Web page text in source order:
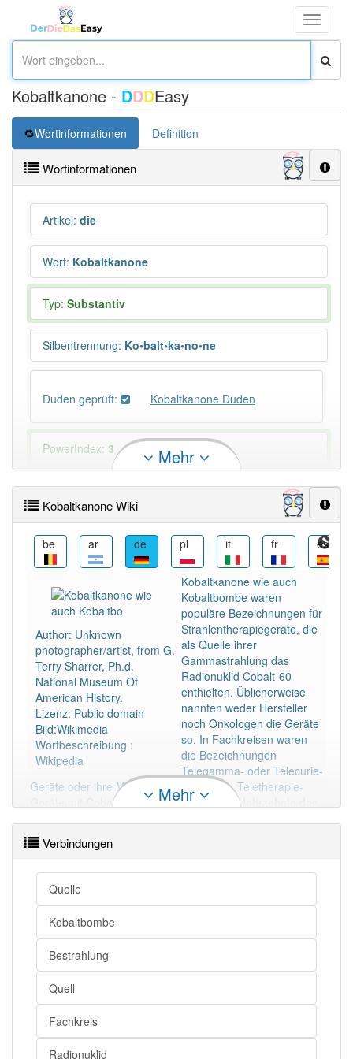
Toggle
Kobaltkanone - DDDEasy
Wortinformationen Definition
Wortinformationen
Artikel: die
Wort: Kobaltkanone
Typ: Substantiv
Silbentrennung: Ko•balt•ka•no•ne
Duden geprüft: Kobaltkanone Duden
PowerIndex: 3
Häufigkeit: 2 von 10
Wörter mit Endung-kobaltkanone: 1
-kobaltkanone
aber mit einem
anderen Artikeldie: 0
Das Wort wird häufig verwendet im Bereich
Medizin
80% unserer Spielapp-Nutzer haben den Artikel
korrekt erraten.
Mehr
Kobaltkanone Wiki
be ar de pl it fr es
Author: Unknown
photographer/artist, from G.
Terry Sharrer, Ph.d.
National Museum Of
American History.
Lizenz: Public domain
Bild:Wikimedia
Wortbeschreibung :
Wikipedia
Kobaltkanone wie auch
Kobaltbombe waren
populäre Bezeichnungen für
Strahlentherapiegeräte, die
als Quelle ihrer
Gammastrahlung das
Radionuklid Cobalt-60
enthielten. Üblicherweise
nannten weder Hersteller
noch Onkologen die Geräte
so. In Fachkreisen waren
die Bezeichnungen
Telegamma- oder Telecurie-
Geräte oder ihre Markennamen geläufig. Teletherapie-
Geräte mit Cobalt-60-Quellen waren über Jahrzehnte das
Mehr lesen
Mehr
Verbindungen
Quelle
Kobaltbombe
Bestrahlung
Quell
Fachkreis
Radionuklid